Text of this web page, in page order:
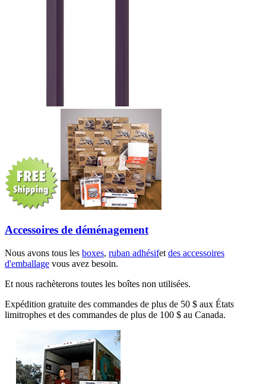
Accessoires de déménagement
Nous avons tous les boxes, ruban adhésifet des accessoires
d'emballage vous avez besoin.
Et nous rachèterons toutes les boîtes non utilisées.
Expédition gratuite des commandes de plus de 50 $ aux États
limitrophes et des commandes de plus de 100 $ au Canada.